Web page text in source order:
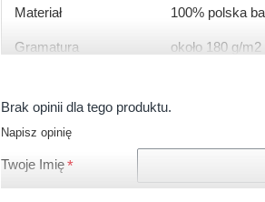
Materiał 100% polska
Gramatura około 180 g/m2
Rozmiary
biały, różowy,
Zapięcie napy
Brak opinii dla tego produktu.
Napisz opinię
Twoje Imię